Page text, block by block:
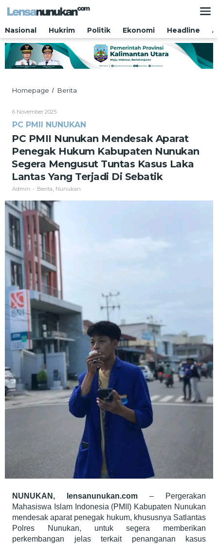
Nasional
Hukrim Politik Ekonomi Headline
Homepage / Berita
Aparat
Penegak
Hukum
Kabupaten
Nunukan
Segera
Mengusut
6 November 2025Oleh
PC PMII NUNUKAN
PC PMII Nunukan Mendesak Aparat
Penegak Hukum Kabupaten Nunukan
Segera Mengusut Tuntas Kasus Laka
Lantas Yang Terjadi Di Sebatik
Admin - Berita Nunukan
NUNUKAN, lensanunukan.com – Pergerakan
Mahasiswa Islam Indonesia (PMII) Kabupaten Nunukan
mendesak aparat penegak hukum, khususnya Satlantas
Polres Nunukan, untuk segera memberikan
perkembangan jelas terkait penanganan kasus